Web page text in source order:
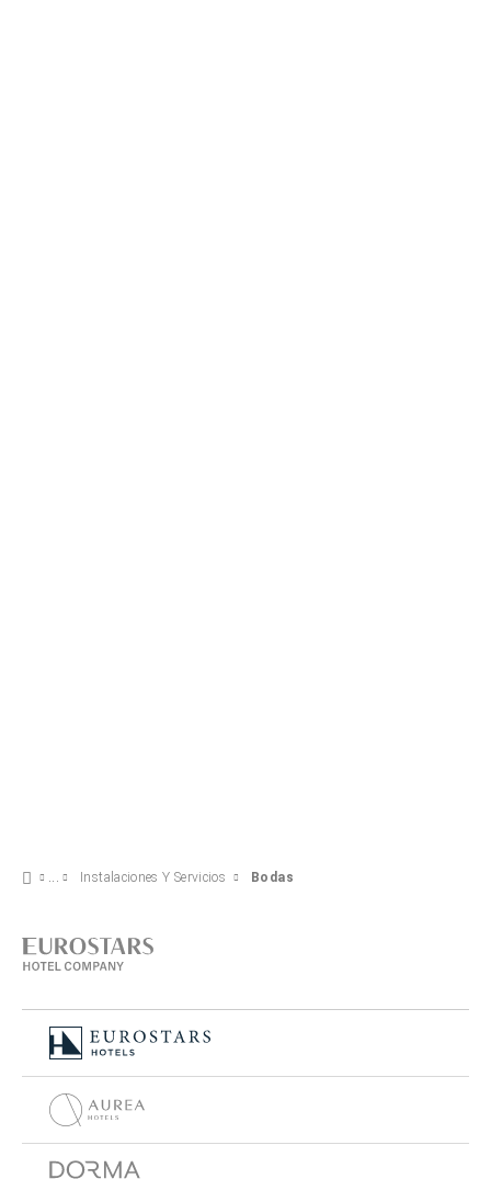
Instalaciones Y Servicios Bodas